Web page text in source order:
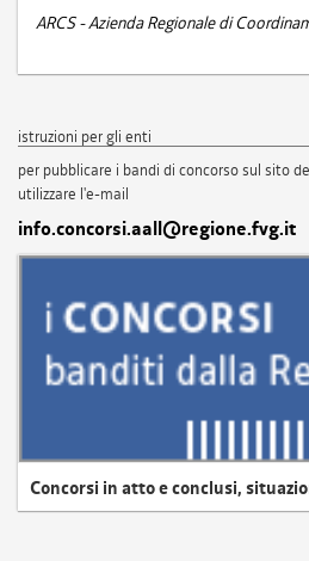
ARCS - Azienda Regionale di
istruzioni per gli enti
per pubblicare i bandi di concorso sul sito
utilizzare l'e-mail
info.concorsi.aall@regione.fvg.it
Concorsi in atto e conclusi,